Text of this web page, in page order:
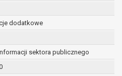
dodatkowe
sektora publicznego
usunięcia danych
podstawie art. 17 RODO,
już niezbędne do celów,